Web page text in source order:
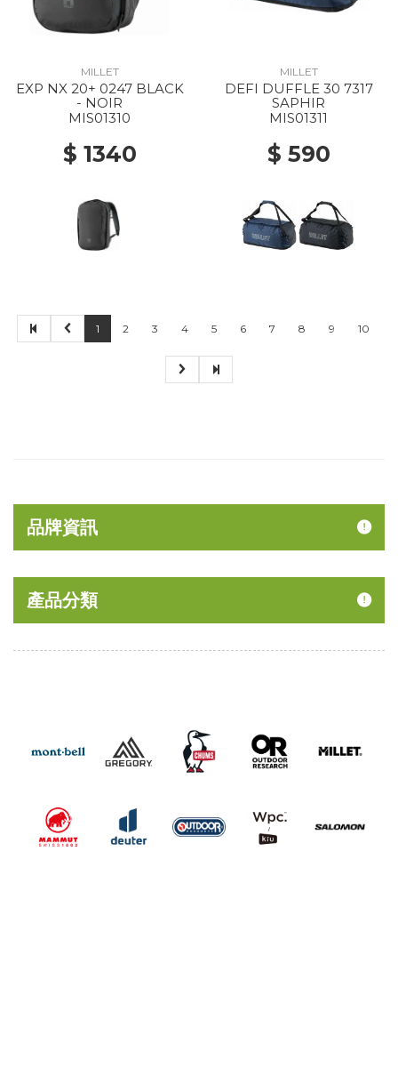
MILLET
EXP NX 20+ 0247 BLACK
- NOIR
MIS01310
$ 1340
MILLET
DEFI DUFFLE 30 7317
SAPHIR
MIS01311
$ 590
1 2 3 4 5 6 7 8 9 10
品牌資訊
產品分類